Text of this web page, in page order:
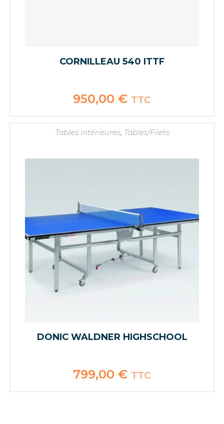
CORNILLEAU 540 ITTF
950,00 € TTC
Tables intérieures, Tables/Filets
DONIC WALDNER HIGHSCHOOL
799,00 € TTC